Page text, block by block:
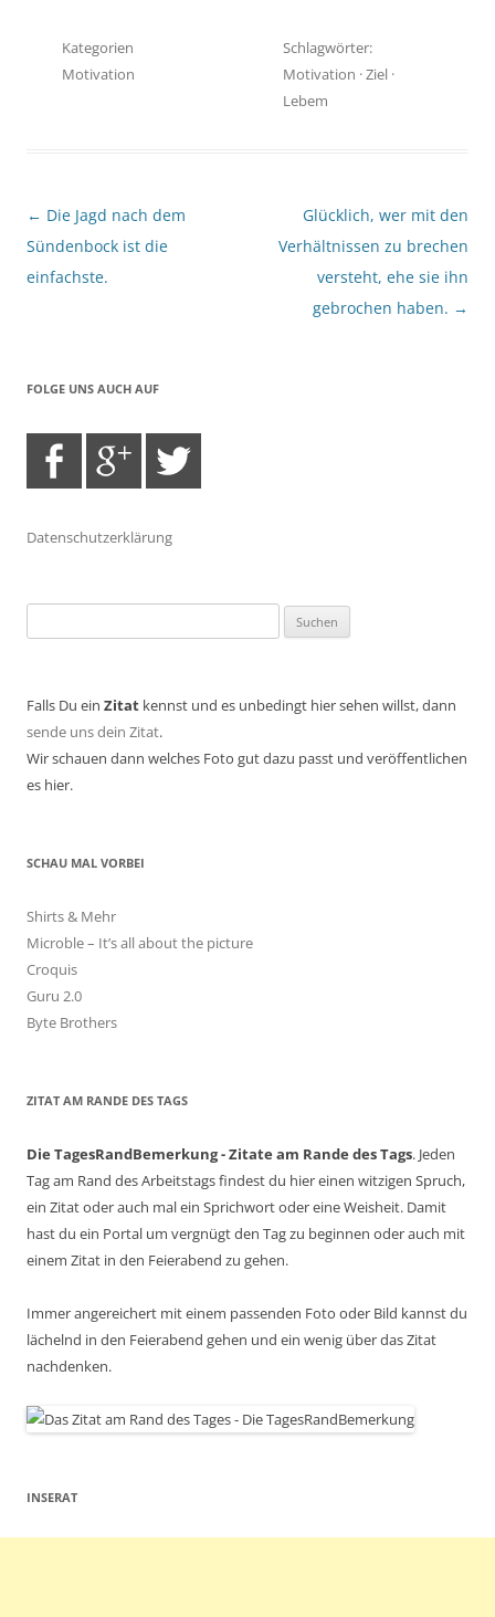
Kategorien
Motivation
Schlagwörter:
Motivation ·Ziel ·
Lebem
Beitragsnavigation
← Die Jagd nach dem
Sündenbock ist die
einfachste.
Glücklich, wer mit den
Verhältnissen zu brechen
versteht, ehe sie ihn
gebrochen haben. →
FOLGE UNS AUCH AUF
Datenschutzerklärung
nach:
Falls Du ein Zitat kennst und es unbedingt hier sehen willst, dann
sende uns dein Zitat.
Wir schauen dann welches Foto gut dazu passt und veröffentlichen
es hier.
SCHAU MAL VORBEI
Shirts & Mehr
Microble – It’s all about the picture
Croquis
Guru 2.0
Byte Brothers
ZITAT AM RANDE DES TAGS
Die TagesRandBemerkung - Zitate am Rande des Tags. Jeden
Tag am Rand des Arbeitstags findest du hier einen witzigen Spruch,
ein Zitat oder auch mal ein Sprichwort oder eine Weisheit. Damit
hast du ein Portal um vergnügt den Tag zu beginnen oder auch mit
einem Zitat in den Feierabend zu gehen.
Immer angereichert mit einem passenden Foto oder Bild kannst du
lächelnd in den Feierabend gehen und ein wenig über das Zitat
nachdenken.
INSERAT